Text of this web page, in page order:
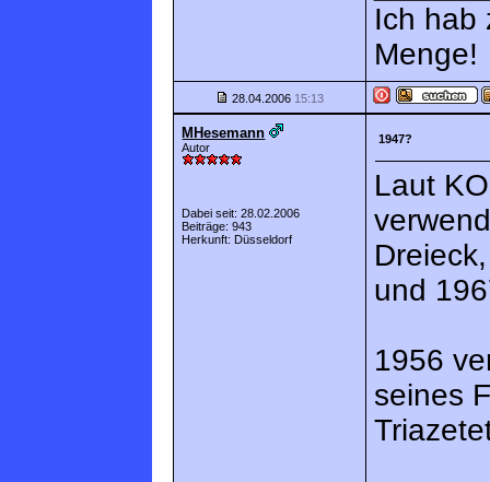
Ich hab
Menge!
28.04.2006 15:13
MHesemann
Autor
Dabei seit: 28.02.2006
Beiträge: 943
Herkunft: Düsseldorf
1947?
Laut
und
1956
seines